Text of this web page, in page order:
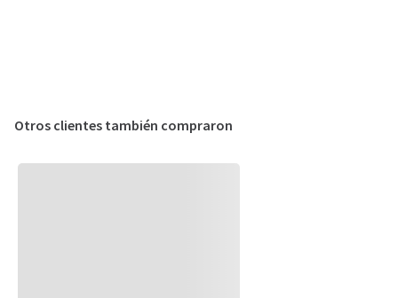
Otros clientes también compraron